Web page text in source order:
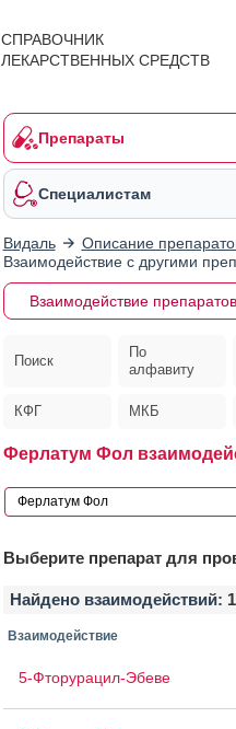
СПРАВОЧНИК
ЛЕКАРСТВЕННЫХ СРЕДСТВ
Препараты
Специалистам
Видаль Описание
Взаимодействие с другими
Взаимодействие препаратов
Поиск
По
алфавиту
КФГ МКБ
Ферлатум Фол
Выберите препарат для
Найдено взаимодействий:
Взаимодействие
5-Фторурацил-Эбеве